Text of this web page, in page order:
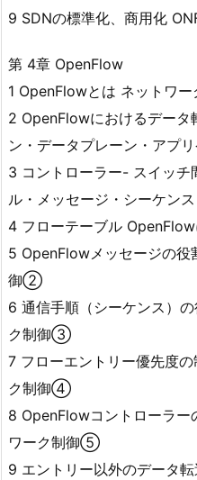
9 SDNの標準化、商用化
第 4章 OpenFlow
1 OpenFlowとは ネットワ
2 OpenFlowにおけるデータ
ン・データプレーン・アプ
3 コントローラー- スイッチ
ル・メッセージ・シーケンス
4 フローテーブル
5 OpenFlowメッセージの
御②
6 通信手順（シーケンス）
ク制御③
7 フローエントリー優先度
ク制御④
8 OpenFlowコントローラー
ワーク制御⑤
9 エントリー以外のデータ